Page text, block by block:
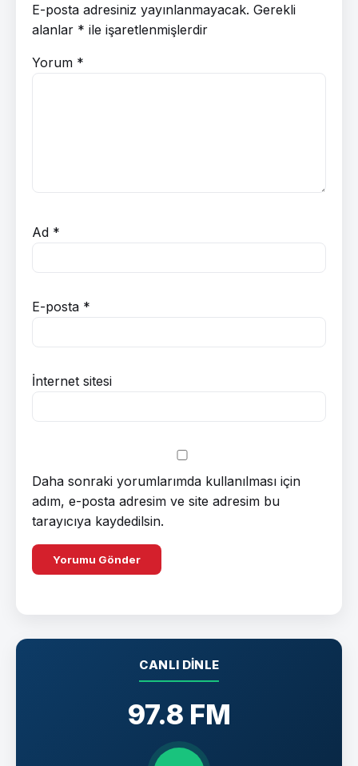
E-posta adresiniz yayınlanmayacak. Gerekli
alanlar * ile işaretlenmişlerdir
Yorum *
Ad *
E-posta *
İnternet sitesi
Daha sonraki yorumlarımda kullanılması için
adım, e-posta adresim ve site adresim bu
tarayıcıya kaydedilsin.
CANLI DINLE
97.8 FM